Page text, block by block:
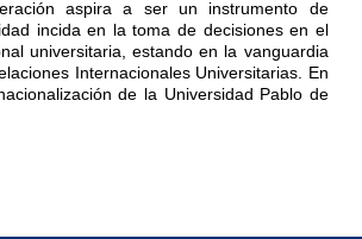
aspira a ser un instrumento de
incida en la toma de decisiones en el
universitaria, estando en la vanguardia
Internacionales Universitarias. En
de la Universidad Pablo de